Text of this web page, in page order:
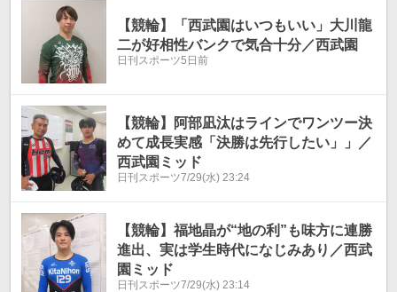
【競輪】「西武園はいつもいい」大川龍
二が好相性バンクで気合十分／西武園
日刊スポーツ5日前
【競輪】阿部凪汰はラインでワンツー決
めて成長実感「決勝は先行したい」」／
西武園ミッド
日刊スポーツ7/29(水) 23:24
【競輪】福地晶が“地の利”も味方に連勝
進出、実は学生時代になじみあり／西武
園ミッド
日刊スポーツ7/29(水) 23:14